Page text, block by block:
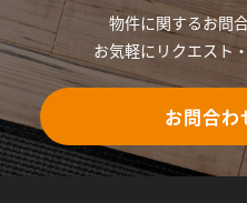
物件に関するお問
お気軽にリクエスト
お問合わ